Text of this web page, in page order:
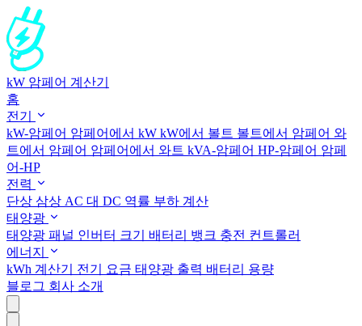
kW 암페어 계산기
홈
전기
kW-암페어 암페어에서 kW kW에서 볼트 볼트에서 암페어 와
트에서 암페어 암페어에서 와트 kVA-암페어 HP-암페어 암페
어-HP
전력
단상 삼상 AC 대 DC 역률 부하 계산
태양광
태양광 패널 인버터 크기 배터리 뱅크 충전 컨트롤러
에너지
kWh 계산기 전기 요금 태양광 출력 배터리 용량
블로그 회사 소개